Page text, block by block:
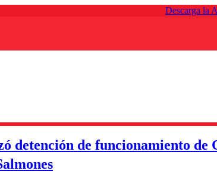
Descarga la
detención de funcionamiento de